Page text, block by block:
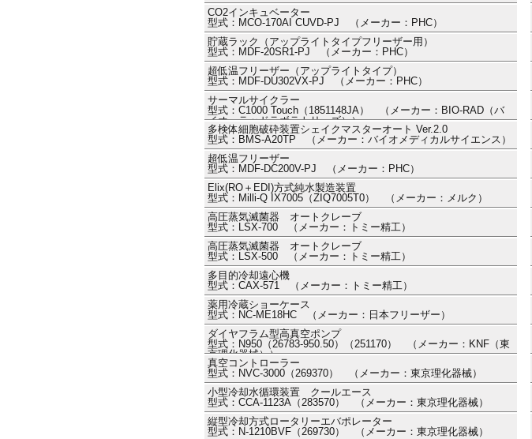
CO2インキュベーター
型式：MCO-170AI CUVD-PJ （メーカー：PHC）
貯蔵ラック（アップライトタイプフリーザー用）
型式：MDF-20SR1-PJ （メーカー：PHC）
超低温フリーザー（アップライトタイプ）
型式：MDF-DU302VX-PJ （メーカー：PHC）
サーマルサイクラー
型式：C1000 Touch（1851148JA） （メーカー：BIO-RAD（バ
イオ・ラッドラボラトリーズ））
多検体細胞破砕装置シェイクマスターオート Ver.2.0
型式：BMS-A20TP （メーカー：バイオメディカルサイエンス）
超低温フリーザー
型式：MDF-DC200V-PJ （メーカー：PHC）
Elix(RO＋EDI)方式純水製造装置
型式：Milli-Q IX7005（ZIQ7005T0） （メーカー：メルク）
高圧蒸気滅菌器 オートクレーブ
型式：LSX-700 （メーカー：トミー精工）
高圧蒸気滅菌器 オートクレーブ
型式：LSX-500 （メーカー：トミー精工）
多目的冷却遠心機
型式：CAX-571 （メーカー：トミー精工）
薬用冷蔵ショーケース
型式：NC-ME18HC （メーカー：日本フリーザー）
ダイヤフラム型高真空ポンプ
型式：N950（26783-950.50）（251170） （メーカー：KNF（東
京理化器械））
真空コントローラー
型式：NVC-3000（269370） （メーカー：東京理化器械）
小型冷却水循環装置 クールエース
型式：CCA-1123A（283570） （メーカー：東京理化器械）
縦型冷却方式ロータリーエバポレーター
型式：N-1210BVF（269730） （メーカー：東京理化器械）